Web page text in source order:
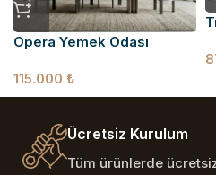
Opera Yemek Odası
115.000 ₺
Ücretsiz Kurulum
Tüm ürünlerde